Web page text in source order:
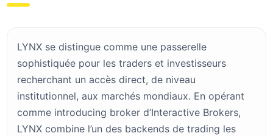
LYNX se distingue comme une passerelle
sophistiquée pour les traders et investisseurs
recherchant un accès direct, de niveau
institutionnel, aux marchés mondiaux. En opérant
comme introducing broker d’Interactive Brokers,
LYNX combine l’un des backends de trading les